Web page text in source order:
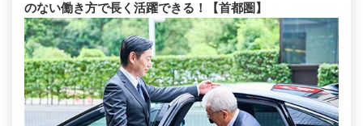
のない働き方で長く活躍できる！【首都圏】